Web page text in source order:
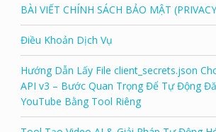
BÀI VIẾT CHÍNH SÁCH BẢO MẬT
Điều Khoản Dịch Vụ
Hướng Dẫn Lấy File client_secrets.json
API v3 – Bước Quan Trọng Để Tự Động
YouTube Bằng Tool Riêng